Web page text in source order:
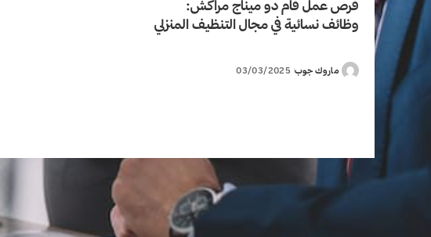
فرص عمل فام دو ميناج مراكش:
وظائف نسائية في مجال التنظيف المنزلي
Posted
ماروك جوب 03/03/2025